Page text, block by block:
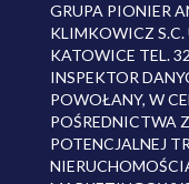
GRUPA PIONIER
KLIMKOWICZ S.C.
KATOWICE TEL.
INSPEKTOR
POWOŁANY, W
POŚREDNICTWA
POTENCJALNEJ